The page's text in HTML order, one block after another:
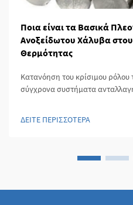
Ποια είναι τα Βασικά
Ανοξείδωτου Χάλυβα
Θερμότητας
Κατανόηση του κρίσιμου
σύγχρονα συστήματα
αποτελεσματική διαχείριση
ΔΕΙΤΕ ΠΕΡΙΣΣΟΤΕΡΑ